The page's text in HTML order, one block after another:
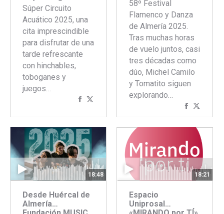
Súper Circuito
Acuático 2025, una
cita imprescindible
para disfrutar de una
tarde refrescante
con hinchables,
toboganes y
juegos…
Compartir
58º Festival
Flamenco y Danza
de Almería 2025.
Tras muchas horas
de vuelo juntos, casi
tres décadas como
dúo, Michel Camilo
y Tomatito siguen
explorando…
Compartir
concon
18:48
Desde Huércal de
Almería…
18:21
Espacio
Uniprosal…